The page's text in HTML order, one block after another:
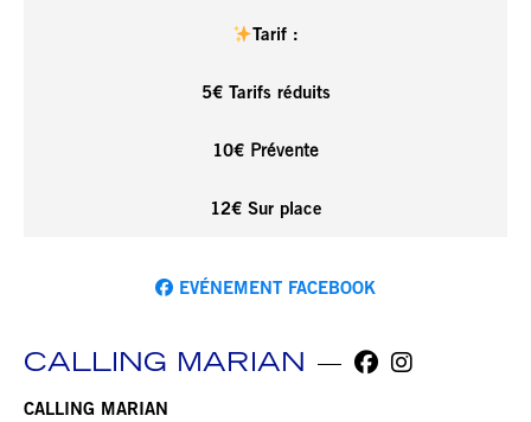
Tarif :
5€ Tarifs réduits
10€ Prévente
12€ Sur place
EVÉNEMENT FACEBOOK
CALLING MARIAN
CALLING MARIAN